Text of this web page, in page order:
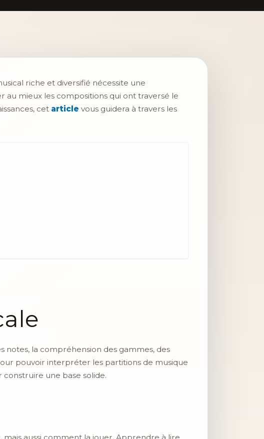
riche et diversifié nécessite une
mieux les compositions qui ont traversé le
cet article vous guidera à travers les
notes, la compréhension des gammes, des
pouvoir interpréter les partitions de musique
construire une base solide.